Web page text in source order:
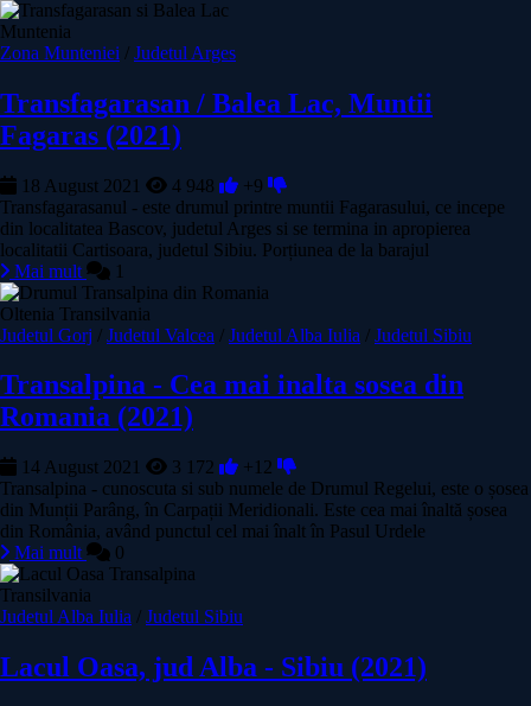
Muntenia
Zona Munteniei / Judetul Arges
Transfagarasan / Balea Lac, Muntii
Fagaras (2021)
18 August 2021 4 948
+9
Transfagarasanul - este drumul printre muntii Fagarasului, ce incepe
din localitatea Bascov, judetul Arges si se termina in apropierea
localitatii Cartisoara, judetul Sibiu. Porțiunea de la barajul
Mai mult
1
Oltenia Transilvania
Judetul Gorj / Judetul Valcea / Judetul Alba Iulia / Judetul Sibiu
Transalpina - Cea mai inalta sosea din
Romania (2021)
14 August 2021 3 172
+12
Transalpina - cunoscuta si sub numele de Drumul Regelui, este o șosea
din Munții Parâng, în Carpații Meridionali. Este cea mai înaltă șosea
din România, având punctul cel mai înalt în Pasul Urdele
Mai mult
0
Transilvania
Judetul Alba Iulia / Judetul Sibiu
Lacul Oasa, jud Alba - Sibiu (2021)